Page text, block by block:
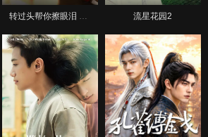
转过头帮你擦眼泪 轉過頭幫你擦眼淚 流星花园2